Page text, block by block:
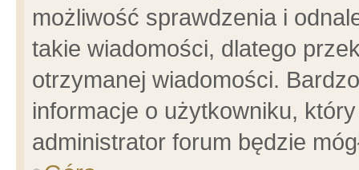
możliwość sprawdzenia i
takie wiadomości, dlatego
otrzymanej wiadomości.
informacje o użytkowniku,
administrator forum będzie